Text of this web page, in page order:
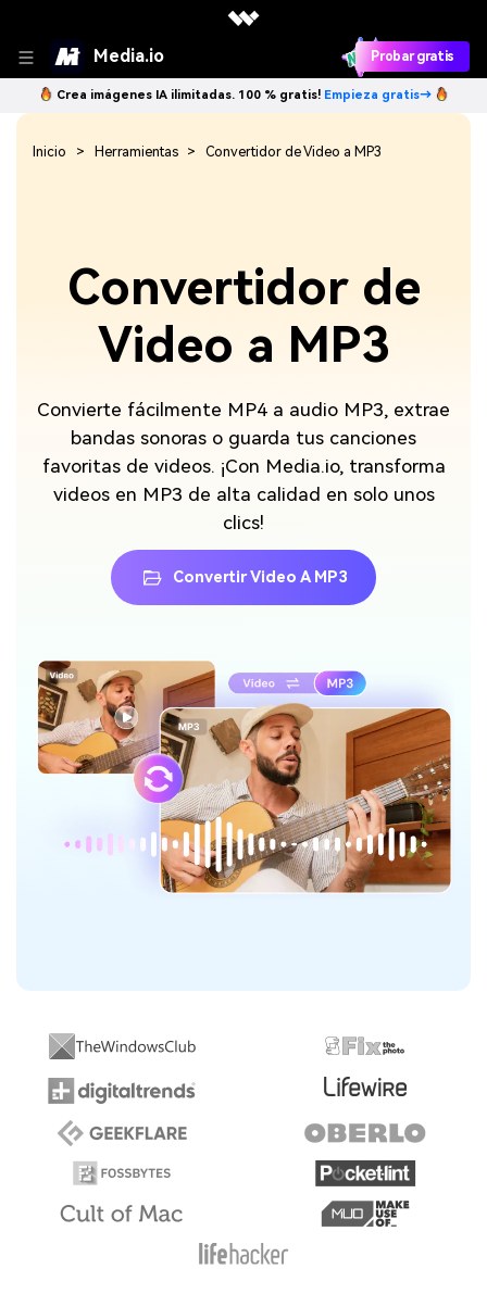
Media.io Probar gratis
Crea imágenes IA ilimitadas. 100 % gratis! Empieza gratis→
Convertidor de
Video a MP3
Convierte fácilmente MP4 a audio MP3, extrae
bandas sonoras o guarda tus canciones
favoritas de videos. ¡Con Media.io, transforma
videos en MP3 de alta calidad en solo unos
clics!
Convertir Video A MP3
Inicio Herramientas Convertidor de Video a MP3